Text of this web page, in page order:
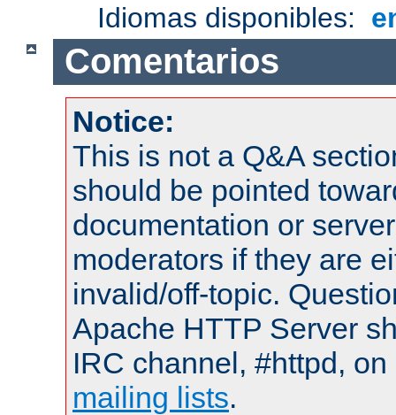
Idiomas disponibles:
Comentarios
Notice:
This is not a Q&A
should be pointed
documentation or
moderators if they are
invalid/off-topic.
Apache HTTP Server
IRC channel, #httpd,
mailing lists.